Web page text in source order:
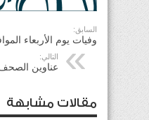
السابق:
وفيات يوم الأربعاء الموافق 09/07/
التالي:
عناوين
مقالات مشابهة